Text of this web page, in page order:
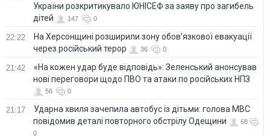
України розкритикувало ЮНІСЕФ за заяву про загибель
дітей
147 0
22:22
На Херсонщині розширили зону обов’язкової евакуації
через російський терор
36 0
21:42
«На кожен удар буде відповідь»: Зеленський анонсував
нові переговори щодо ПВО та атаки по російських НПЗ
56 0
21:17
Ударна хвиля зачепила автобус із дітьми: голова МВС
повідомив деталі повторного обстрілу Одещини
68
0